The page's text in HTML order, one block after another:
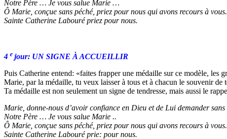
Notre Père … Je vous salue Marie …
Ô Marie, conçue sans péché, priez pour nous qui avons recours à vous.
Sainte Catherine Labouré priez pour nous.
4 e jour: UN SIGNE À ACCUEILLIR
Puis Catherine entend: «faites frapper une médaille sur ce modèle, les
Marie, par la médaille, tu veux laisser à tous et à chacun le souvenir de
Ta médaille est non seulement un signe de tendresse, mais aussi le
Marie, donne-nous d’avoir confiance en Dieu et de Lui demander sans
Notre Père … Je vous salue Marie ..
Ô Marie, conçue sans péché, priez pour nous qui avons recours à vous.
Sainte Catherine Labouré prie: pour nous.